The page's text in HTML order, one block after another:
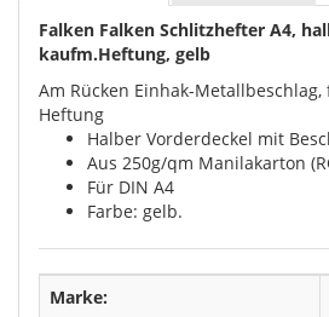
Falken Falken Schlitzhefter A4,
kaufm.Heftung, gelb
Am Rücken Einhak-
Heftung
Halber Vorderdeckel mit
Aus 250g/qm Manilakarton
Für DIN A4
Farbe: gelb.
Marke: